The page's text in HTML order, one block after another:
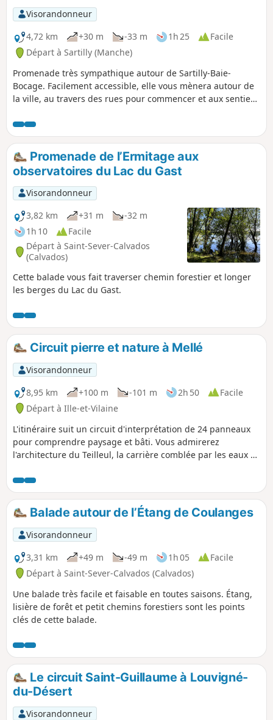
Visorandonneur
4,72 km
+30 m -33 m 1h 25
Facile
Départ à Sartilly (Manche)
Promenade très sympathique autour de Sartilly-Baie-
Bocage. Facilement accessible, elle vous mènera autour de
la ville, au travers des rues pour commencer et aux sentiers
nombreux chevaux.
Promenade de l’Ermitage aux
observatoires du Lac du Gast
Visorandonneur
3,82 km
+31 m
-32 m
1h 10
Facile
Départ à Saint-Sever-Calvados
(Calvados)
Cette balade vous fait traverser chemin forestier et longer
les berges du Lac du Gast.
Circuit pierre et nature à Mellé
Visorandonneur
8,95 km
+100 m -101 m 2h 50
Facile
Départ à Ille-et-Vilaine
L'itinéraire suit un circuit d'interprétation de 24 panneaux
pour comprendre paysage et bâti. Vous admirerez
l'architecture du Teilleul, la carrière comblée par les eaux à
Vairie. Vous longerez également le petit Ruisseau du Boulay
plein de charme avant de grimper sur le Haut du Rocher.
Balade autour de l’Étang de Coulanges
Visorandonneur
3,31 km
+49 m -49 m 1h 05
Facile
Départ à Saint-Sever-Calvados (Calvados)
Une balade très facile et faisable en toutes saisons. Étang,
lisière de forêt et petit chemins forestiers sont les points
clés de cette balade.
Le circuit Saint-Guillaume à Louvigné-
du-Désert
Visorandonneur